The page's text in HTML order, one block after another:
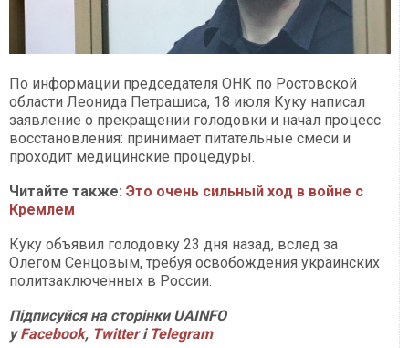
По информации председателя ОНК по Ростовской
области Леонида Петрашиса, 18 июля Куку написал
заявление о прекращении голодовки и начал процесс
восстановления: принимает питательные смеси и
проходит медицинские процедуры.
Читайте также: Это очень сильный ход в войне с
Кремлем
Куку объявил голодовку 23 дня назад, вслед за
Олегом Сенцовым, требуя освобождения украинских
политзаключенных в России.
Підписуйся на сторінки UAINFO
уFacebook, Twitter і Telegram